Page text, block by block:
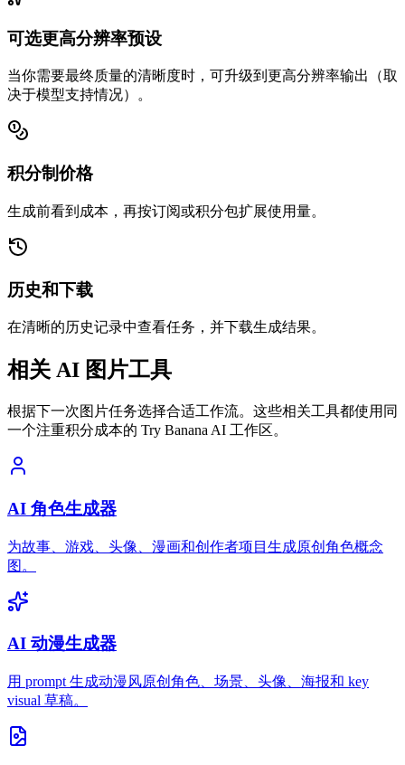
可选更高分辨率预设
当你需要最终质量的清晰度时，可升级到更高分辨率输出（取
决于模型支持情况）。
积分制价格
生成前看到成本，再按订阅或积分包扩展使用量。
历史和下载
在清晰的历史记录中查看任务，并下载生成结果。
相关 AI 图片工具
根据下一次图片任务选择合适工作流。这些相关工具都使用同
一个注重积分成本的 Try Banana AI 工作区。
AI 角色生成器
为故事、游戏、头像、漫画和创作者项目生成原创角色概念
图。
AI 动漫生成器
用 prompt 生成动漫风原创角色、场景、头像、海报和 key
visual 草稿。